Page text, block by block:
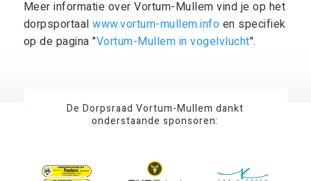
Meer informatie over Vortum-Mullem vind je op het
dorpsportaalwww.vortum-mullem.info en specifiek
op de pagina "Vortum-Mullem in vogelvlucht".
De Dorpsraad Vortum-Mullem dankt
onderstaande sponsoren: